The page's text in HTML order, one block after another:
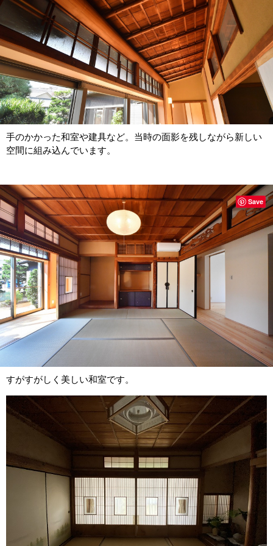
手のかかった和室や建具など。当時の面影を残しながら新しい
空間に組み込んでいます。
すがすがしく美しい和室です。
Save